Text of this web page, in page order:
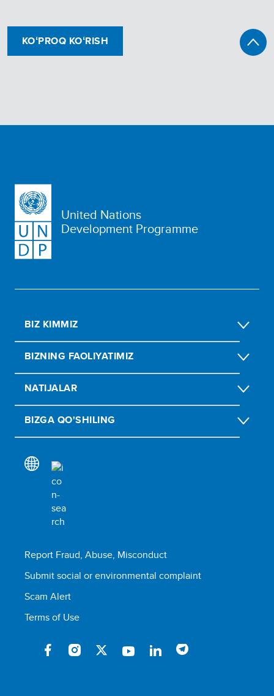
KOʻPROQ KOʻRISH
United Nations
Development Programme
BIZ KIMMIZ
BIZNING FAOLIYATIMIZ
NATIJALAR
BIZGA QO'SHILING
Report Fraud, Abuse, Misconduct
Submit social or environmental complaint
Scam Alert
Terms of Use